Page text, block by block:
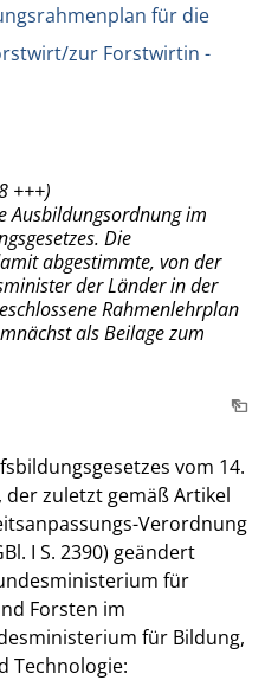
für die
zur Forstwirtin -
+++)
Ausbildungsordnung im
Die
abgestimmte, von der
der Länder in der
Rahmenlehrplan
als Beilage zum
vom 14.
der zuletzt gemäß Artikel
Verordnung
I S. 2390) geändert
für
Forsten im
für Bildung,
Technologie: